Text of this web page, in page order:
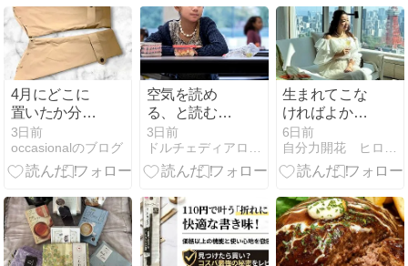
4月にどこに
置いたか分か
らなくなった
コートの袖。
8月になって
た！
3日前
occasionalのブログ
空気を読め
る、と読む、
は違う
3日前
生まれてこな
ければよかっ
た。そう思っ
た私だから、
言えること。
6日前